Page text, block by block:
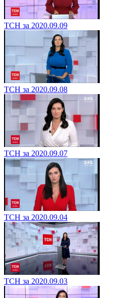
ТСН за 2020.09.09
ТСН за 2020.09.08
ТСН за 2020.09.07
ТСН за 2020.09.04
ТСН за 2020.09.03